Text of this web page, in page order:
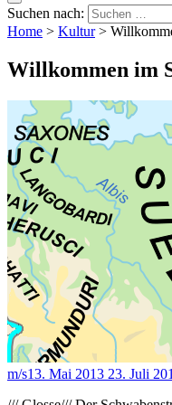
Suchen nach:
Home > Kultur>
Willkommen im
m/s13. Mai 2013 23. Juli